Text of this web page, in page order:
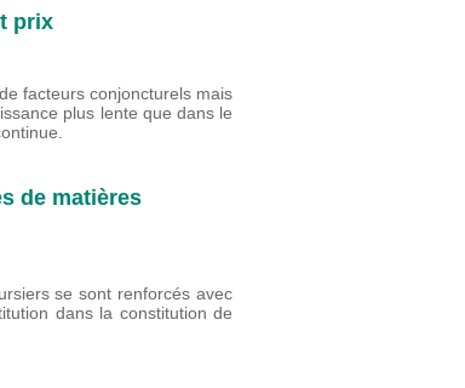
prix
facteurs conjoncturels mais
plus lente que dans le
de matières
se sont renforcés avec
dans la constitution de